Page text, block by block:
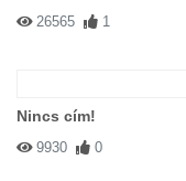
26565 1
Nincs cím!
9930 0